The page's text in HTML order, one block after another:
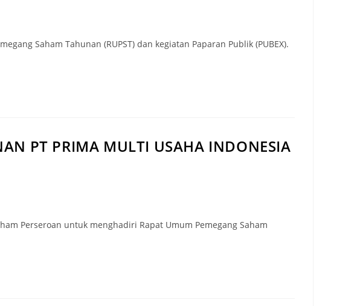
Saham Tahunan (RUPST) dan kegiatan Paparan Publik (PUBEX).
PT PRIMA MULTI USAHA INDONESIA
Perseroan untuk menghadiri Rapat Umum Pemegang Saham